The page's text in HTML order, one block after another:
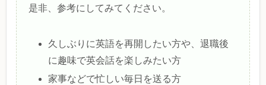
是非、参考にしてみてください。
久しぶりに英語を再開したい方や、退職後
に趣味で英会話を楽しみたい方
家事などで忙しい毎日を送る方